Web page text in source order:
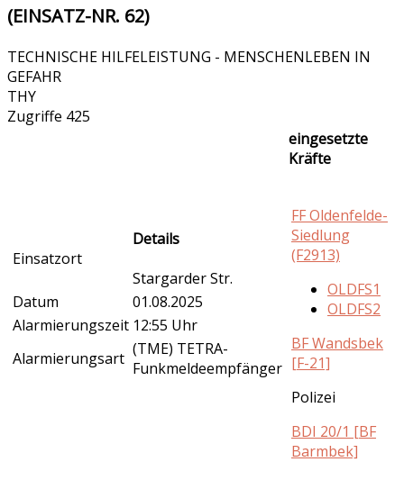
(EINSATZ-NR. 62)
TECHNISCHE HILFELEISTUNG - MENSCHENLEBEN IN
GEFAHR
THY
Zugriffe 425
Einsatzort
Details
Stargarder Str.
Datum
01.08.2025
Alarmierungszeit 12:55 Uhr
Alarmierungsart (TME) TETRA-
Funkmeldeempfänger
eingesetzte
Kräfte
FF Oldenfelde-
Siedlung
(F2913)
OLDFS1
OLDFS2
BF Wandsbek
[F-21]
Polizei
BDI 20/1 [BF
Barmbek]